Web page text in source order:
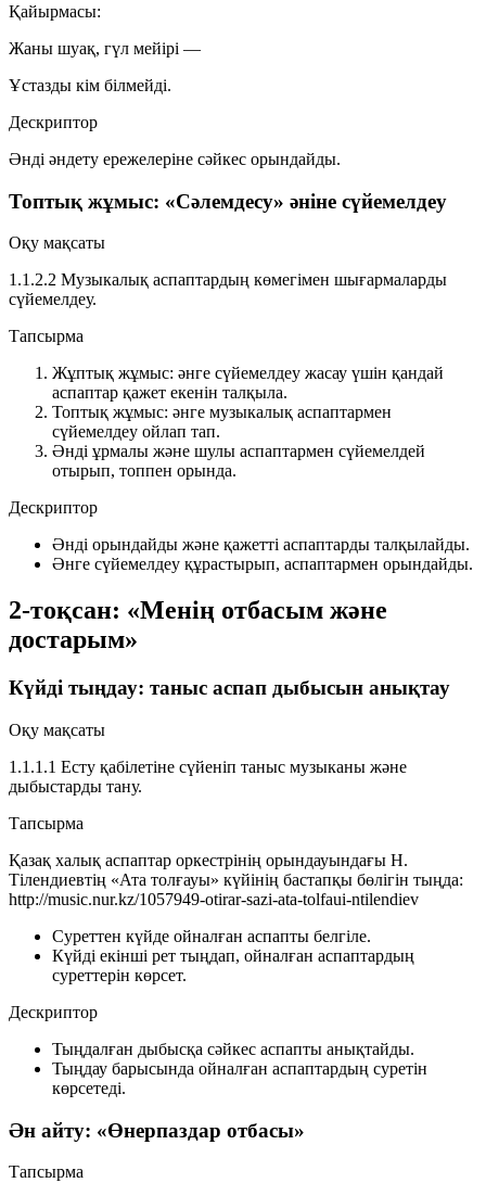
Қайырмасы:
Жаны шуақ, гүл мейірі —
Ұстазды кім білмейді.
Дескриптор
Әнді әндету ережелеріне сәйкес орындайды.
Топтық жұмыс: «Сәлемдесу» әніне сүйемелдеу
Оқу мақсаты
1.1.2.2 Музыкалық аспаптардың көмегімен шығармаларды
сүйемелдеу.
Тапсырма
Жұптық жұмыс: әнге сүйемелдеу жасау үшін қандай
аспаптар қажет екенін талқыла.
Топтық жұмыс: әнге музыкалық аспаптармен
сүйемелдеу ойлап тап.
Әнді ұрмалы және шулы аспаптармен сүйемелдей
отырып, топпен орында.
Дескриптор
Әнді орындайды және қажетті аспаптарды талқылайды.
Әнге сүйемелдеу құрастырып, аспаптармен орындайды.
2-тоқсан: «Менің отбасым және
достарым»
Күйді тыңдау: таныс аспап дыбысын анықтау
Оқу мақсаты
1.1.1.1 Есту қабілетіне сүйеніп таныс музыканы және
дыбыстарды тану.
Тапсырма
Қазақ халық аспаптар оркестрінің орындауындағы Н.
Тілендиевтің «Ата толғауы» күйінің бастапқы бөлігін тыңда:
http://music.nur.kz/1057949-otirar-sazi-ata-tolfaui-ntilendiev
Суреттен күйде ойналған аспапты белгіле.
Күйді екінші рет тыңдап, ойналған аспаптардың
суреттерін көрсет.
Дескриптор
Тыңдалған дыбысқа сәйкес аспапты анықтайды.
Тыңдау барысында ойналған аспаптардың суретін
көрсетеді.
Ән айту: «Өнерпаздар отбасы»
Тапсырма